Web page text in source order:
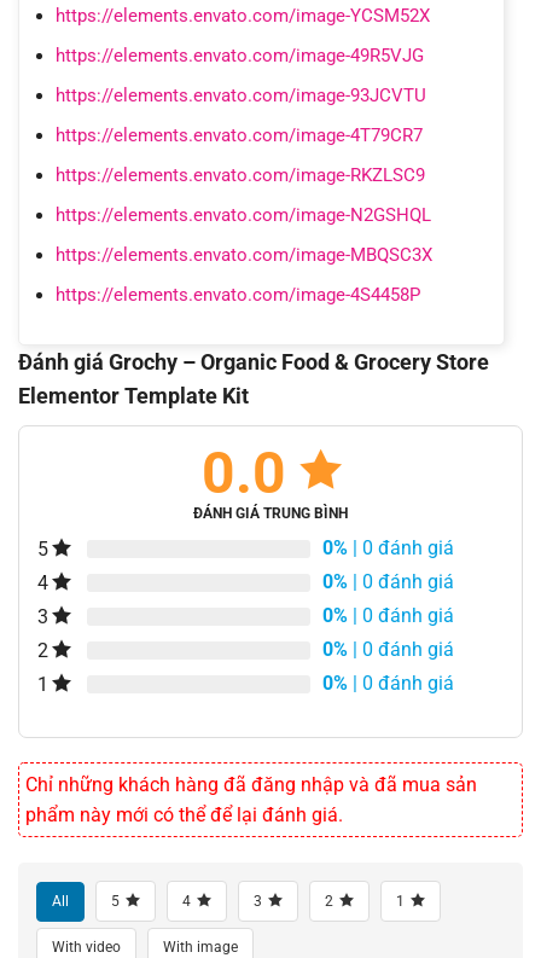
https://elements.envato.com/image-YCSM52X
https://elements.envato.com/image-49R5VJG
https://elements.envato.com/image-93JCVTU
https://elements.envato.com/image-4T79CR7
https://elements.envato.com/image-RKZLSC9
https://elements.envato.com/image-N2GSHQL
https://elements.envato.com/image-MBQSC3X
https://elements.envato.com/image-4S4458P
Đánh giá Grochy – Organic Food & Grocery Store
Elementor Template Kit
0.0
ĐÁNH GIÁ TRUNG BÌNH
5 0% | 0 đánh giá
4
0% | 0 đánh giá
3
0% | 0 đánh giá
2
0% | 0 đánh giá
1
0% | 0 đánh giá
Chỉ những khách hàng đã đăng nhập và đã mua sản
phẩm này mới có thể để lại đánh giá.
All 5 4 3 2 1
With video With image